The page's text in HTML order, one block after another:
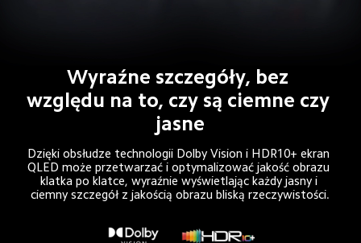
Wyraźne szczegóły, bez
względu na to, czy są ciemne czy
jasne
Dzięki obsłudze technologii Dolby Vision i HDR10+ ekran
QLED może przetwarzać i optymalizować jakość obrazu
klatka po klatce, wyraźnie wyświetlając każdy jasny i
ciemny szczegół z jakością obrazu bliską rzeczywistości.